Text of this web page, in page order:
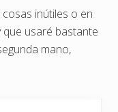
inútiles o en
usaré bastante
mano,